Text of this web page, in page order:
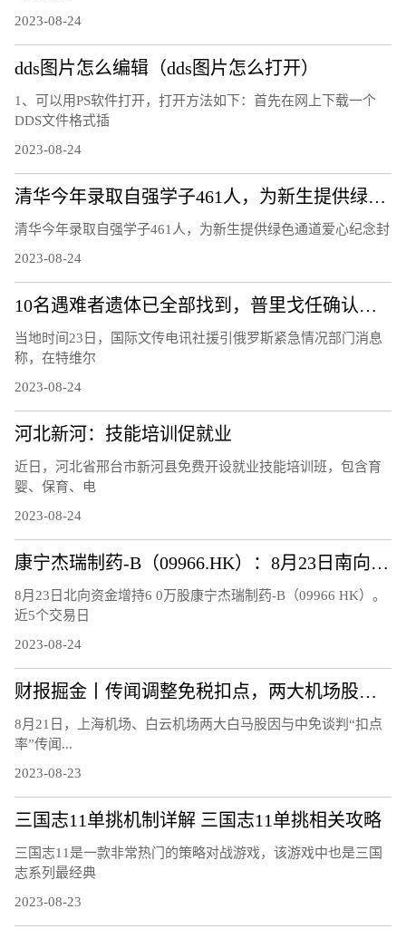
2023-08-24
dds图片怎么编辑（dds图片怎么打开）
1、可以用PS软件打开，打开方法如下：首先在网上下载一个
DDS文件格式插
2023-08-24
清华今年录取自强学子461人，为新生提供绿色通道爱心纪念封
清华今年录取自强学子461人，为新生提供绿色通道爱心纪念封
2023-08-24
10名遇难者遗体已全部找到，普里戈任确认遇难
当地时间23日，国际文传电讯社援引俄罗斯紧急情况部门消息
称，在特维尔
2023-08-24
河北新河：技能培训促就业
近日，河北省邢台市新河县免费开设就业技能培训班，包含育
婴、保育、电
2023-08-24
康宁杰瑞制药-B（09966.HK）：8月23日南向资金增持6万股
8月23日北向资金增持6 0万股康宁杰瑞制药-B（09966 HK）。
近5个交易日
2023-08-24
财报掘金丨传闻调整免税扣点，两大机场股连跌3日!首批航空股中报、7月航运数据均报喜，航空板块大周期何时兑现？
8月21日，上海机场、白云机场两大白马股因与中免谈判“扣点
率”传闻...
2023-08-23
三国志11单挑机制详解 三国志11单挑相关攻略
三国志11是一款非常热门的策略对战游戏，该游戏中也是三国
志系列最经典
2023-08-23